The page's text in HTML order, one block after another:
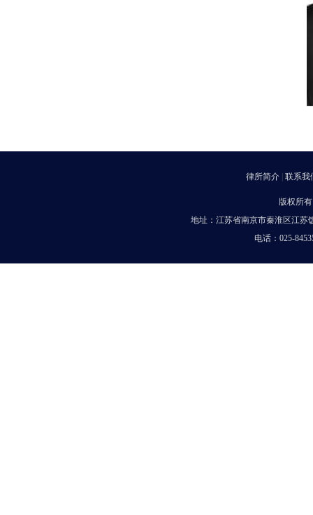
律所简介| 联系我
版权所
地址：江苏省南京市秦淮区江苏
电话：025-